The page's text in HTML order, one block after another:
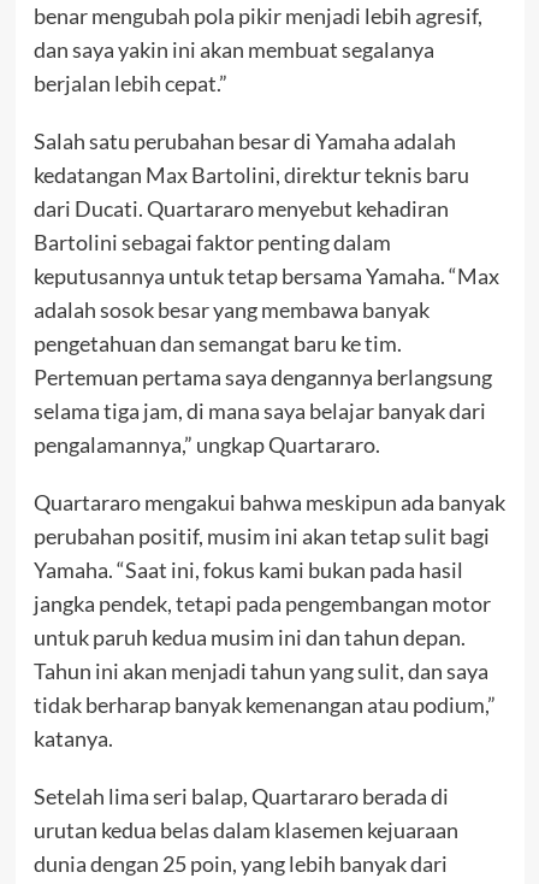
benar mengubah pola pikir menjadi lebih agresif,
dan saya yakin ini akan membuat segalanya
berjalan lebih cepat.”
Salah satu perubahan besar di Yamaha adalah
kedatangan Max Bartolini, direktur teknis baru
dari Ducati. Quartararo menyebut kehadiran
Bartolini sebagai faktor penting dalam
keputusannya untuk tetap bersama Yamaha. “Max
adalah sosok besar yang membawa banyak
pengetahuan dan semangat baru ke tim.
Pertemuan pertama saya dengannya berlangsung
selama tiga jam, di mana saya belajar banyak dari
pengalamannya,” ungkap Quartararo.
Quartararo mengakui bahwa meskipun ada banyak
perubahan positif, musim ini akan tetap sulit bagi
Yamaha. “Saat ini, fokus kami bukan pada hasil
jangka pendek, tetapi pada pengembangan motor
untuk paruh kedua musim ini dan tahun depan.
Tahun ini akan menjadi tahun yang sulit, dan saya
tidak berharap banyak kemenangan atau podium,”
katanya.
Setelah lima seri balap, Quartararo berada di
urutan kedua belas dalam klasemen kejuaraan
dunia dengan 25 poin, yang lebih banyak dari